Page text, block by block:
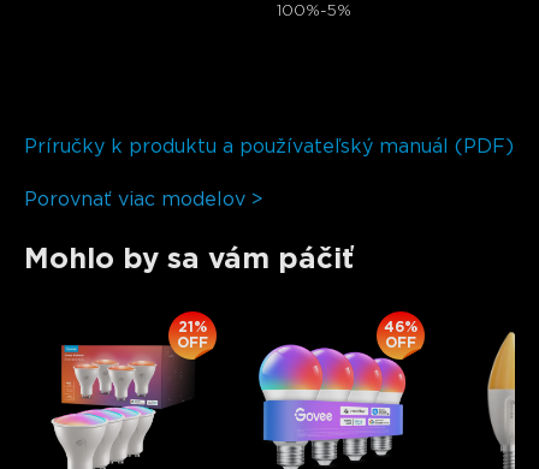
100%-5%
Príručky k produktu a používateľský manuál (PDF)
Porovnať viac modelov >
Mohlo by sa vám páčiť
21%
OFF
46%
OFF